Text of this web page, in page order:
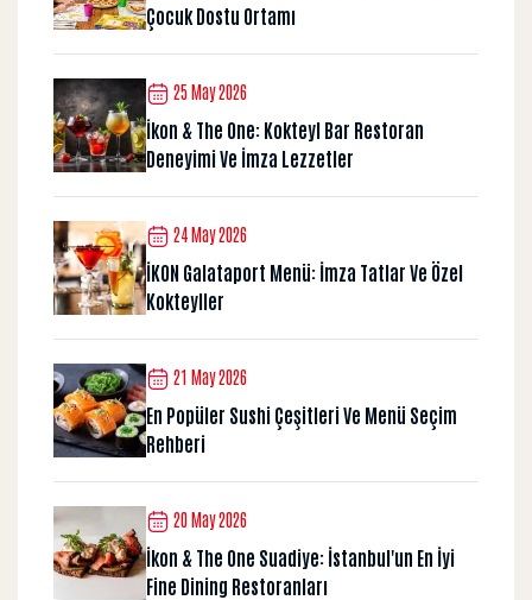
Çocuk Dostu Ortamı
25 May 2026
İkon & The One: Kokteyl Bar Restoran
Deneyimi Ve İmza Lezzetler
24 May 2026
İKON Galataport Menü: İmza Tatlar Ve Özel
Kokteyller
21 May 2026
En Popüler Sushi Çeşitleri Ve Menü Seçim
Rehberi
20 May 2026
İkon & The One Suadiye: İstanbul'un En İyi
Fine Dining Restoranları